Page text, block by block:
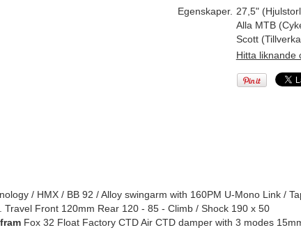
Egenskaper. 27,5"
Alla MTB
Scott
Hitta liknande
/ HMX / BB 92 / Alloy swingarm with 160PM U-Mono Link /
Travel Front 120mm Rear 120 - 85 - Climb / Shock 190 x 50
Fox 32 Float Factory CTD Air CTD damper with 3 modes